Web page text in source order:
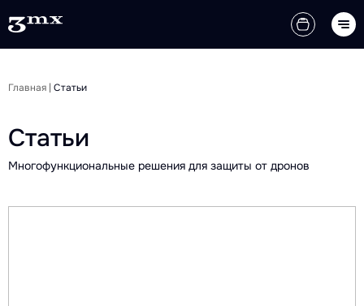
Главная | Статьи
Статьи
Многофункциональные решения для защиты от дронов